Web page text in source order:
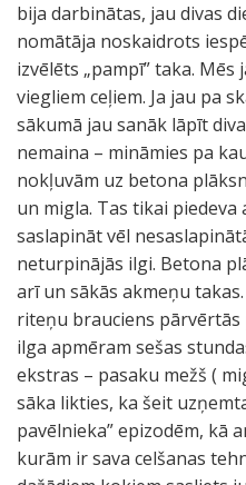
bija darbinātas, jau divas
nomātāja noskaidrots
izvēlēts „pampī” taka.
viegliem ceļiem. Ja jau pa
sākumā jau sanāk lāpīt
nemaina – mināmies pa
nokļuvām uz betona
un migla. Tas tikai
saslapināt vēl
neturpinājās ilgi. Betona
arī un sākās akmeņu
riteņu brauciens
ilga apmēram sešas
ekstras – pasaku mežš (
sāka likties, ka šeit
pavēlnieka” epizodēm, kā
kurām ir sava celšanas